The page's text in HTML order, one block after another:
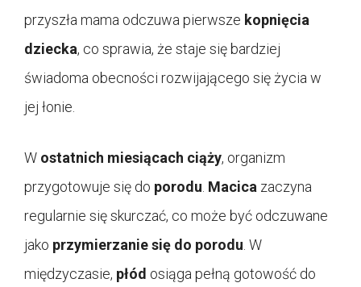
przyszła mama odczuwa pierwsze kopnięcia
dziecka, co sprawia, że staje się bardziej
świadoma obecności rozwijającego się życia w
jej łonie.
W ostatnich miesiącach ciąży, organizm
przygotowuje się do porodu Macica zaczyna
regularnie się skurczać, co może być odczuwane
jako przymierzanie się do porodu . W
międzyczasie, płód osiąga pełną gotowość do